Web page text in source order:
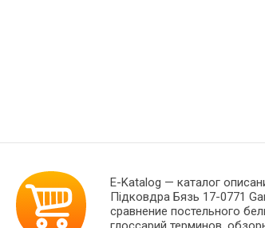
E-Katalog — каталог
Підковдра Бязь 17-0771
сравнение постельного